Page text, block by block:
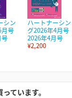
シン
月号
号
ハートナーシン
グ2026年4月号
2026年4月号
¥2,200
ています。